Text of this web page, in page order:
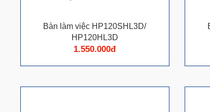
Bàn làm việc HP120SHL3D/
HP120HL3D
1.550.000đ